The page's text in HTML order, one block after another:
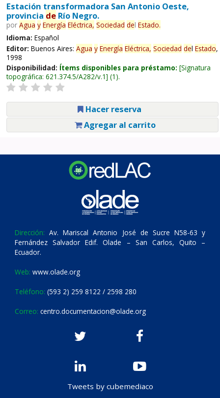
Estación transformadora San Antonio Oeste,
provincia deRío Negro.
por Agua y Energía Eléctrica, Sociedad del Estado.
Idioma: Español
Editor: Buenos Aires: Agua y Energía Eléctrica, Sociedad del Estado,
1998
Disponibilidad: Ítems disponibles para préstamo: Signatura
topográfica: 621.374.5/A282/v.1 (1).
Hacer reserva
Agregar al carrito
Dirección: Av. Mariscal Antonio José de Sucre N58-63 y
Fernández Salvador Edif. Olade – San Carlos, Quito –
Ecuador.
Web: www.olade.org
Teléfono: (593 2) 259 8122 / 2598 280
Correo: centro.documentacion@olade.org
Tweets by cubemediaco